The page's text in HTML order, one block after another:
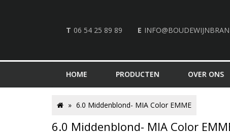
T 06 54 25 89 89 E
HOME PRODUCTEN OVER ONS
6.0 Middenblond- MIA Color
6.0 Middenblond- MIA Color EMME